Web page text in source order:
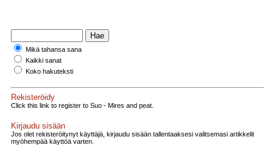
Mikä tahansa sana
Kaikki sanat
Koko hakuteksti
Rekisteröidy
Click this link to register to Suo - Mires and peat.
Kirjaudu sisään
Jos olet rekisteröitynyt käyttäjä, kirjaudu sisään tallentaaksesi valitsemasi artikkelit
myöhempää käyttöä varten.